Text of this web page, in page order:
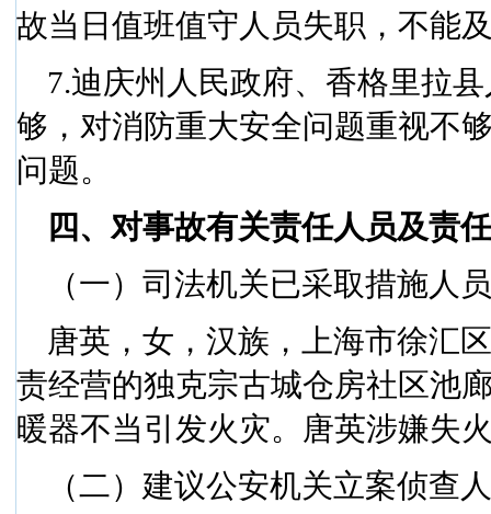
故当日值班值守人员失职，不能
7.迪庆州人民政府、香格里拉
够，对消防重大安全问题重视不
问题。
四、对事故有关责任人员及责
（一）司法机关已采取措施人员
唐英，女，汉族，上海市徐汇
责经营的独克宗古城仓房社区池
暖器不当引发火灾。唐英涉嫌失
（二）建议公安机关立案侦查